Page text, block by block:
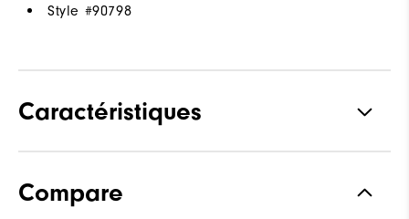
Style #90798
Caractéristiques
Stabilité
Compare